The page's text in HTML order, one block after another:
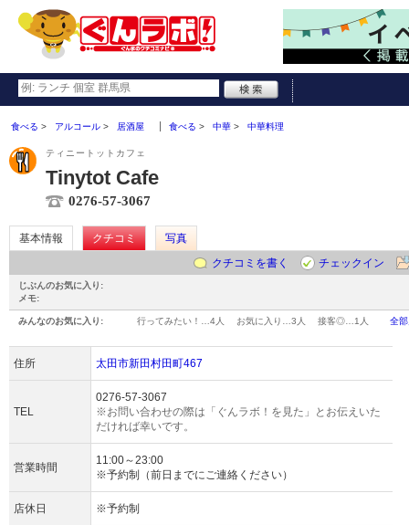
食べる アルコール 居酒屋 食べる 中華 中華料理
ティニートットカフェ
Tinytot Cafe
0276-57-3067
基本情報 クチコミ
写真
クチコミを書く
チェックイン
じぶんのお気に入り:
メモ:
みんなのお気に入り: 行ってみたい！… 4人 お気に入り… 3人 接客◎… 1人 全
住所 太田市新田村田町467
TEL
0276-57-3067
※お問い合わせの際は「ぐんラボ！を見た」とお伝えいた
だければ幸いです。
営業時間
11:00～23:00
※予約制（前日までにご連絡ください）
店休日 ※予約制